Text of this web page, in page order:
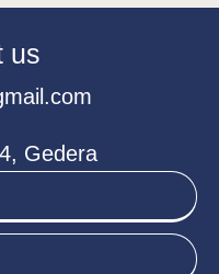
us
Gedera